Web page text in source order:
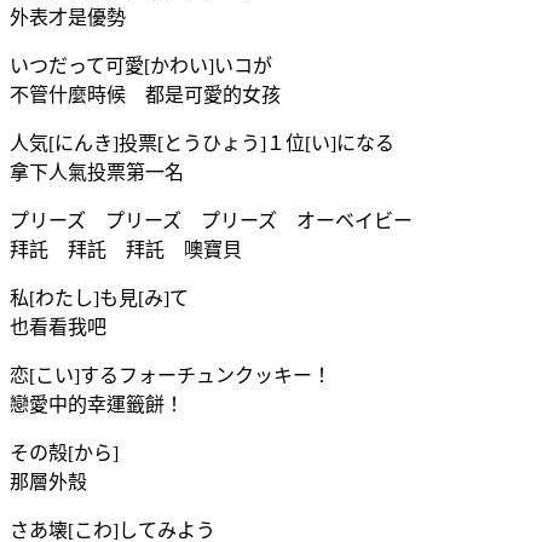
外表才是優勢
いつだって可愛[かわい]いコが
不管什麼時候 都是可愛的女孩
人気[にんき]投票[とうひょう]１位[い]になる
拿下人氣投票第一名
プリーズ プリーズ プリーズ オーベイビー
拜託 拜託 拜託 噢寶貝
私[わたし]も見[み]て
也看看我吧
恋[こい]するフォーチュンクッキー！
戀愛中的幸運籤餅！
その殻[から]
那層外殼
さあ壊[こわ]してみよう